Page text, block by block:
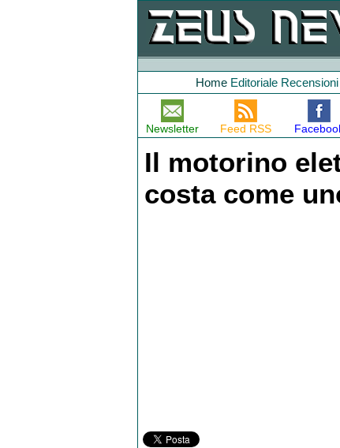
Home Editoriale Recensioni
Newsletter Feed RSS
Il motorino
costa come